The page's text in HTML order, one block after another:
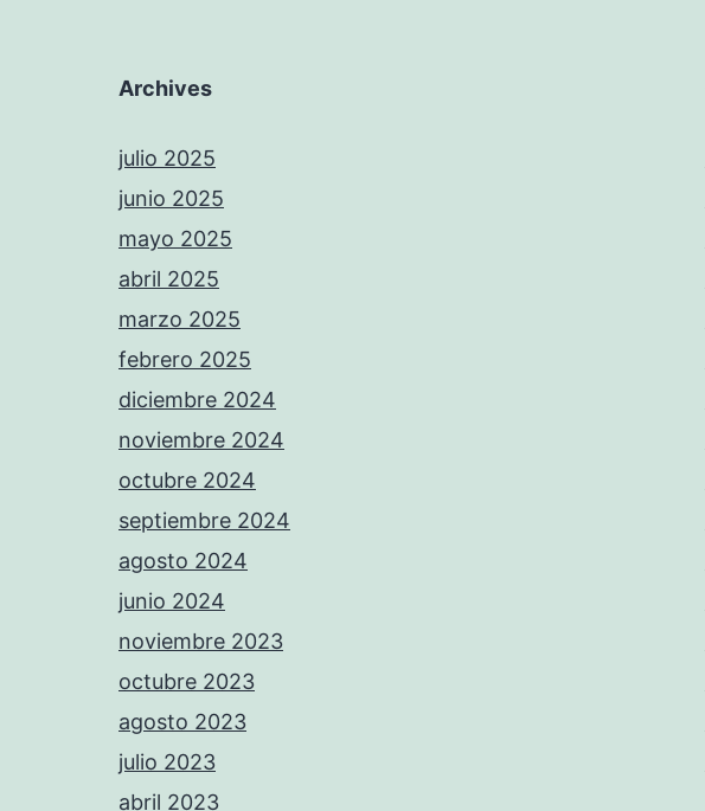
Archives
julio 2025
junio 2025
mayo 2025
abril 2025
marzo 2025
febrero 2025
diciembre 2024
noviembre 2024
octubre 2024
septiembre 2024
agosto 2024
junio 2024
noviembre 2023
octubre 2023
agosto 2023
julio 2023
abril 2023